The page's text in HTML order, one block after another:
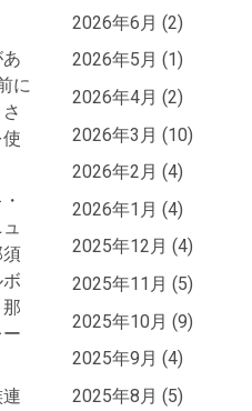
に
2026年6月 (2)
2026年5月 (1)
2026年4月 (2)
2026年3月 (10)
2026年2月 (4)
2026年1月 (4)
2025年12月 (4)
2025年11月 (5)
2025年10月 (9)
2025年9月 (4)
2025年8月 (5)